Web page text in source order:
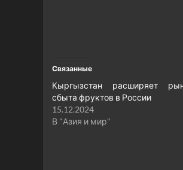
Связанные
Кыргызстан расширяет
сбыта фруктов в России
15.12.2024
В "Азия и мир"